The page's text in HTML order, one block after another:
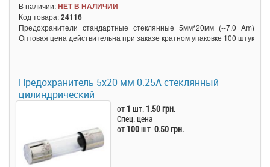
В наличии:НЕТ В НАЛИЧИИ
Код товара:24116
Предохранители стандартные стеклянные 5мм*20мм (--7.0 Am)
Оптовая цена действительна при заказе кратном упаковке 100 штук
Предохранитель 5x20 мм 0.25A стеклянный
цилиндрический
от 1 шт. 1.50 грн.
Спец. цена
от 100шт.0.50 грн.